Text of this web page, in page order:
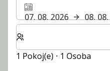
07. 08. 2026
08.
Zvolte počet pokojů a
1 Pokoj(e) ⋅ 1 Osoba